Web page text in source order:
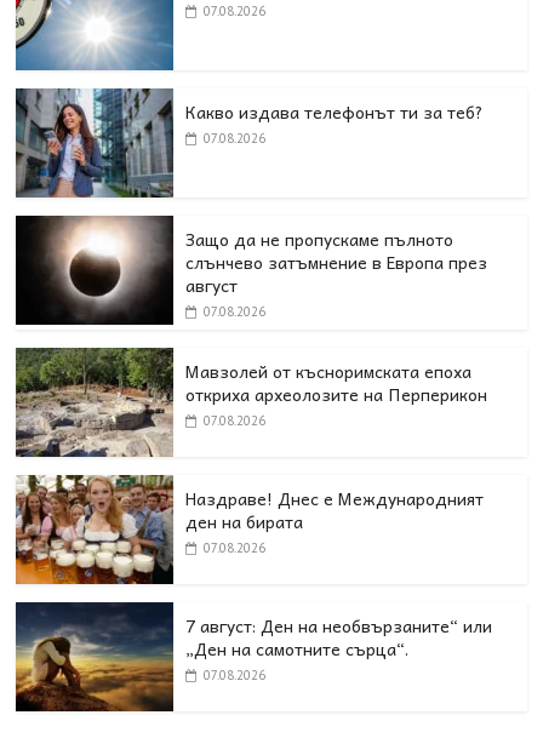
07.08.2026
Какво издава телефонът ти за теб?
07.08.2026
Защо да не пропускаме пълното
слънчево затъмнение в Европа през
август
07.08.2026
Мавзолей от късноримската епоха
откриха археолозите на Перперикон
07.08.2026
Наздраве! Днес е Международният
ден на бирата
07.08.2026
7 август: Ден на необвързаните“ или
„Ден на самотните сърца“.
07.08.2026